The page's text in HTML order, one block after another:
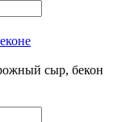
сыр, бекон